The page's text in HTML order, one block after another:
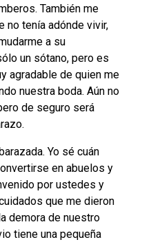
También me
no tenía adónde vivir,
a su
un sótano, pero es
agradable de quien me
nuestra boda. Aún no
de seguro será
Yo sé cuán
en abuelos y
por ustedes y
que me dieron
demora de nuestro
tiene una pequeña